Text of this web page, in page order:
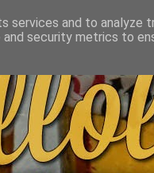
and to analyze
security metrics to